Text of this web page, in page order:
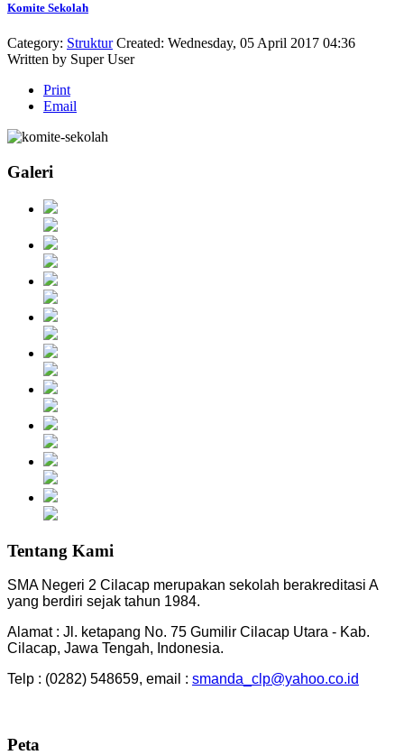
Komite Sekolah
Category: Struktur Created: Wednesday, 05 April 2017 04:36
Written by Super User
Print
Email
Galeri
Tentang Kami
SMA Negeri 2 Cilacap merupakan sekolah berakreditasi A
yang berdiri sejak tahun 1984.
Alamat : Jl. ketapang No. 75 Gumilir Cilacap Utara - Kab.
Cilacap, Jawa Tengah, Indonesia.
Telp : (0282) 548659, email : smanda_clp@yahoo.co.id
Peta